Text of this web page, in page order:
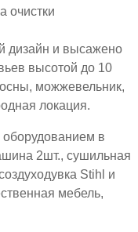
очистки
дизайн и высажено
высотой до 10
можжевельник,
локация.
в
2шт., сушильная
Stihl и
мебель,